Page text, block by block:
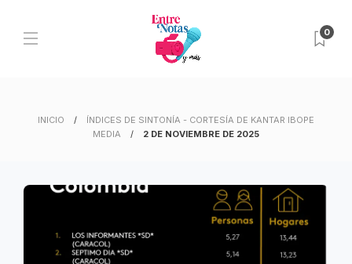
0
INICIO
ÍNDICES DE SINTONÍA - CORTESÍA DE KANTAR IBOPE
MEDIA
2 DE NOVIEMBRE DE 2025